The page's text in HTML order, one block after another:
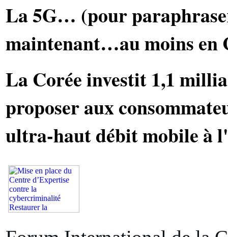
La 5G… (pour
maintenant…au moins en
La Corée investit 1,1
proposer aux
ultra-haut débit mobile à